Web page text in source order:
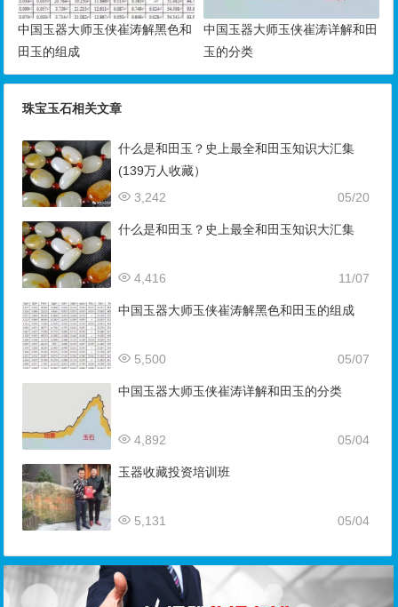
中国玉器大师玉侠崔涛解黑色和
田玉的组成
中国玉器大师玉侠崔涛详解和田
玉的分类
珠宝玉石相关文章
什么是和田玉？史上最全和田玉知识大汇集
(139万人收藏）
05/20
3,242
什么是和田玉？史上最全和田玉知识大汇集
11/07
4,416
中国玉器大师玉侠崔涛解黑色和田玉的组成
05/07
5,500
中国玉器大师玉侠崔涛详解和田玉的分类
05/04
4,892
玉器收藏投资培训班
05/04
5,131